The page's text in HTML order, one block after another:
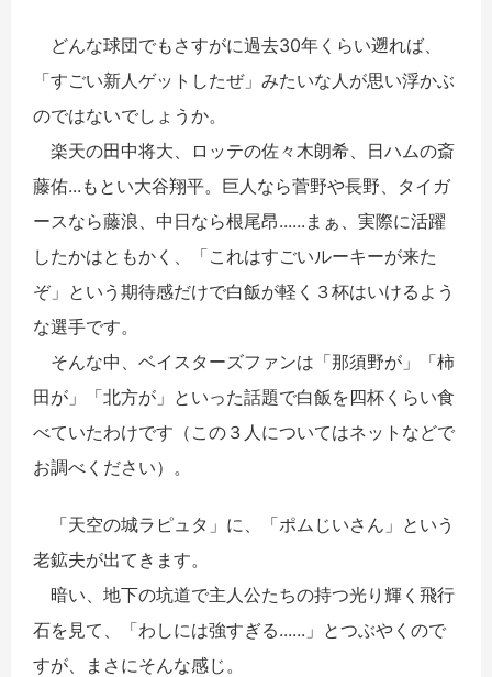
どんな球団でもさすがに過去30年くらい遡れば、
「すごい新人ゲットしたぜ」みたいな人が思い浮かぶ
のではないでしょうか。
楽天の田中将大、ロッテの佐々木朗希、日ハムの斎
藤佑...もとい大谷翔平。巨人なら菅野や長野、タイガ
ースなら藤浪、中日なら根尾昂...... まぁ、実際に活躍
したかはともかく、「これはすごいルーキーが来た
ぞ」という期待感だけで白飯が軽く３杯はいけるよう
な選手です。
そんな中、ベイスターズファンは「那須野が」「柿
田が」「北方が」といった話題で白飯を四杯くらい食
べていたわけです（この３人についてはネットなどで
お調べください）。
「天空の城ラピュタ」に、「ポムじいさん」という
老鉱夫が出てきます。
暗い、地下の坑道で主人公たちの持つ光り輝く飛行
石を見て、「わしには強すぎる...... 」とつぶやくので
すが、まさにそんな感じ。